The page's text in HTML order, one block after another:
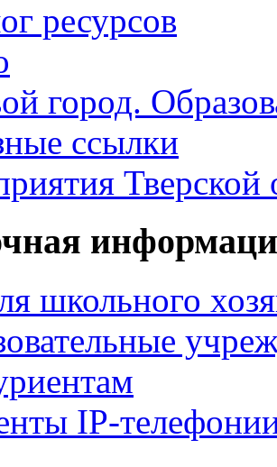
ресурсов
город.
ссылки
Тверской
школьного
IP-